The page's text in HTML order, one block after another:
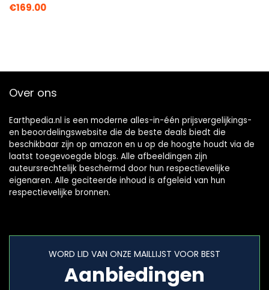
€169.00
Over ons
Earthpedia.nl is een moderne alles-in-één prijsvergelijkings-
en beoordelingswebsite die de beste deals biedt die
beschikbaar zijn op amazon en u op de hoogte houdt via de
laatst toegevoegde blogs. Alle afbeeldingen zijn
auteursrechtelijk beschermd door hun respectievelijke
eigenaren. Alle geciteerde inhoud is afgeleid van hun
respectievelijke bronnen.
WORD LID VAN ONZE MAILLIJST VOOR BEST
Aanbiedingen